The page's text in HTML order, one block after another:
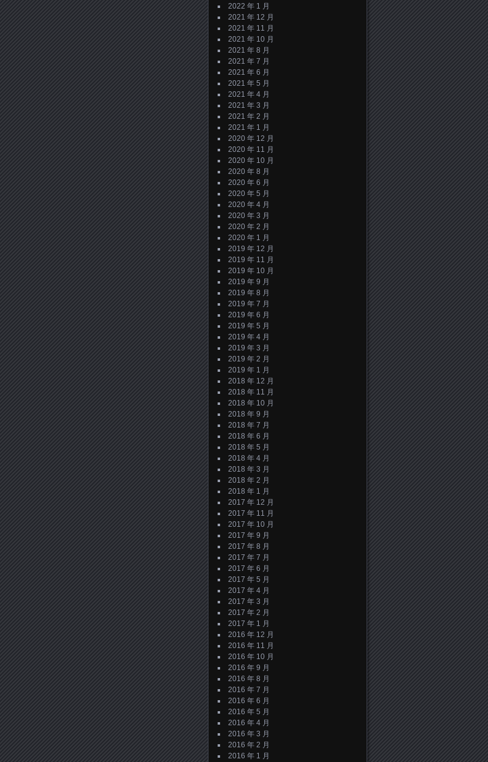
2022 年 1 月
2021 年 12 月
2021 年 11 月
2021 年 10 月
2021 年 8 月
2021 年 7 月
2021 年 6 月
2021 年 5 月
2021 年 4 月
2021 年 3 月
2021 年 2 月
2021 年 1 月
2020 年 12 月
2020 年 11 月
2020 年 10 月
2020 年 8 月
2020 年 6 月
2020 年 5 月
2020 年 4 月
2020 年 3 月
2020 年 2 月
2020 年 1 月
2019 年 12 月
2019 年 11 月
2019 年 10 月
2019 年 9 月
2019 年 8 月
2019 年 7 月
2019 年 6 月
2019 年 5 月
2019 年 4 月
2019 年 3 月
2019 年 2 月
2019 年 1 月
2018 年 12 月
2018 年 11 月
2018 年 10 月
2018 年 9 月
2018 年 7 月
2018 年 6 月
2018 年 5 月
2018 年 4 月
2018 年 3 月
2018 年 2 月
2018 年 1 月
2017 年 12 月
2017 年 11 月
2017 年 10 月
2017 年 9 月
2017 年 8 月
2017 年 7 月
2017 年 6 月
2017 年 5 月
2017 年 4 月
2017 年 3 月
2017 年 2 月
2017 年 1 月
2016 年 12 月
2016 年 11 月
2016 年 10 月
2016 年 9 月
2016 年 8 月
2016 年 7 月
2016 年 6 月
2016 年 5 月
2016 年 4 月
2016 年 3 月
2016 年 2 月
2016 年 1 月